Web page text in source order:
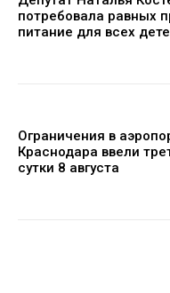
потребовала равных
питание для всех
Ограничения в
Краснодара ввели
сутки 8 августа